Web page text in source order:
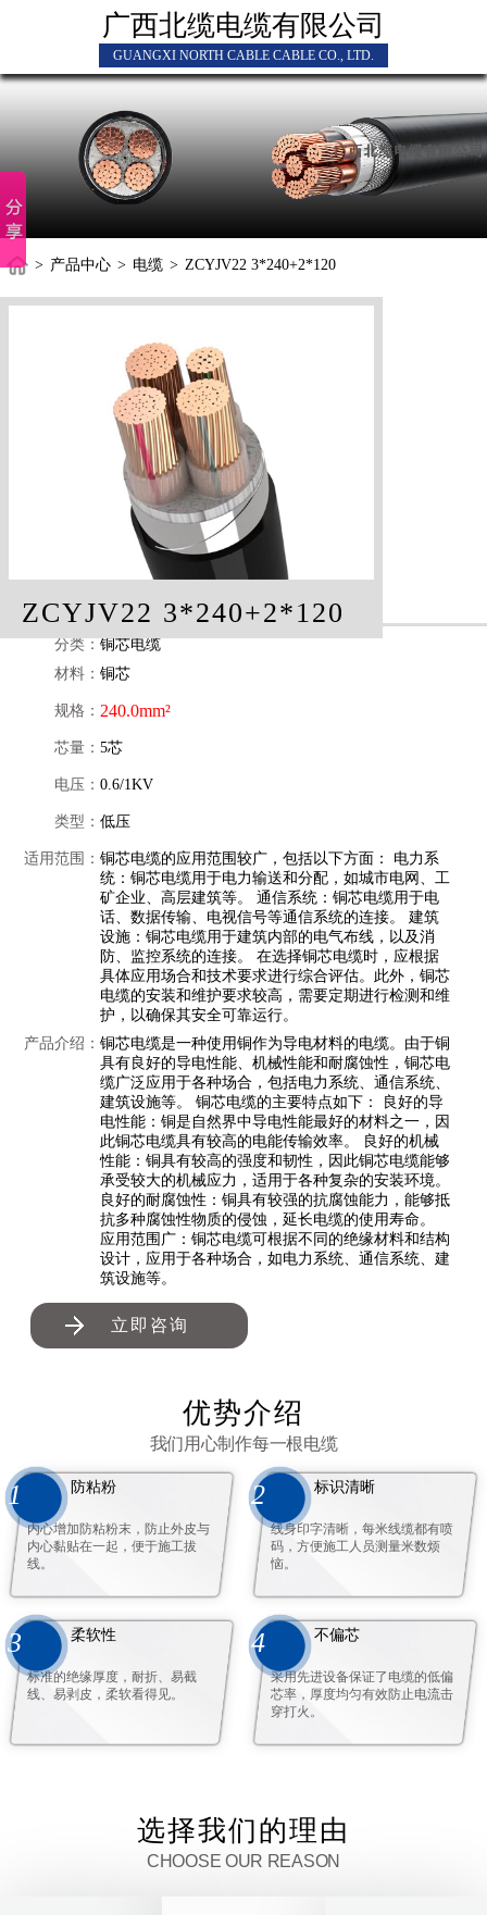
广西北缆电缆有限公司
GUANGXI NORTH CABLE CABLE CO., LTD.
> 产品中心 > 电缆 > ZCYJV22 3*240+2*120
ZCYJV22 3*240+2*120
分类：铜芯电缆
材料：铜芯
规格： 240.0mm²
芯量：5芯
电压：0.6/1KV
类型：低压
适用范围：铜芯电缆的应用范围较广，包括以下方面： 电力系
统：铜芯电缆用于电力输送和分配，如城市电网、工
矿企业、高层建筑等。 通信系统：铜芯电缆用于电
话、数据传输、电视信号等通信系统的连接。 建筑
设施：铜芯电缆用于建筑内部的电气布线，以及消
防、监控系统的连接。 在选择铜芯电缆时，应根据
具体应用场合和技术要求进行综合评估。此外，铜芯
电缆的安装和维护要求较高，需要定期进行检测和维
护，以确保其安全可靠运行。
产品介绍：铜芯电缆是一种使用铜作为导电材料的电缆。由于铜
具有良好的导电性能、机械性能和耐腐蚀性，铜芯电
缆广泛应用于各种场合，包括电力系统、通信系统、
建筑设施等。 铜芯电缆的主要特点如下： 良好的导
电性能：铜是自然界中导电性能最好的材料之一，因
此铜芯电缆具有较高的电能传输效率。 良好的机械
性能：铜具有较高的强度和韧性，因此铜芯电缆能够
承受较大的机械应力，适用于各种复杂的安装环境。
良好的耐腐蚀性：铜具有较强的抗腐蚀能力，能够抵
抗多种腐蚀性物质的侵蚀，延长电缆的使用寿命。
应用范围广：铜芯电缆可根据不同的绝缘材料和结构
设计，应用于各种场合，如电力系统、通信系统、建
筑设施等。
立即咨询
优势介绍
我们用心制作每一根电缆
1 防粘粉
内心增加防粘粉末，防止外皮与
内心黏贴在一起，便于施工拔
线。
2 标识清晰
线身印字清晰，每米线缆都有喷
码，方便施工人员测量米数烦
恼。
3 柔软性
标准的绝缘厚度，耐折、易截
线、易剥皮，柔软看得见。
4 不偏芯
采用先进设备保证了电缆的低偏
芯率，厚度均匀有效防止电流击
穿打火。
选择我们的理由
CHOOSE OUR REASON